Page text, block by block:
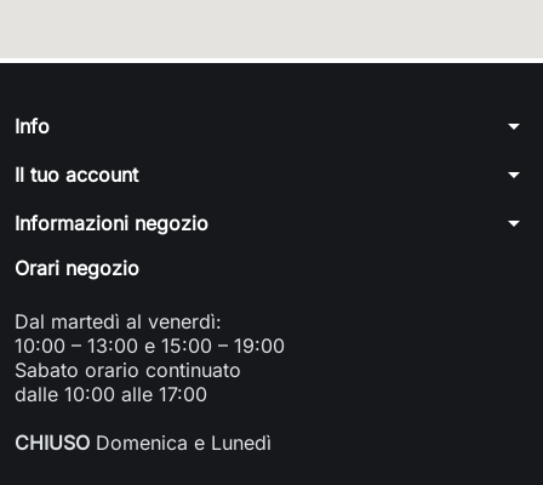
Info arrow_drop_down
Il tuo account arrow_drop_down
Informazioni negozio arrow_drop_down
Orari negozio
Dal martedì al venerdì:
10:00 – 13:00 e 15:00 – 19:00
Sabato orario continuato
dalle 10:00 alle 17:00
CHIUSO Domenica e Lunedì